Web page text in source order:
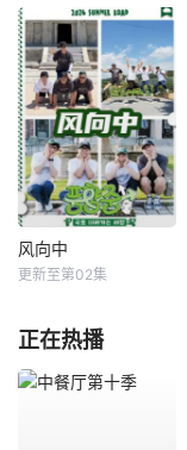
风向中
更新至第02集
正在热播